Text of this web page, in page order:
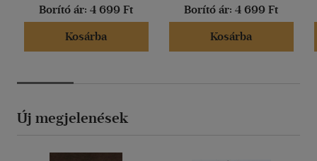
Borító ár: 4 699 Ft
Kosárba
Borító ár: 4 699 Ft
Kosárba
Új megjelenések